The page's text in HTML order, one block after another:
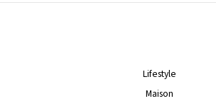
Lifestyle
Maison